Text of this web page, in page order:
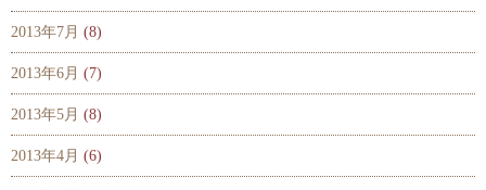
2013年7月 (8)
2013年6月 (7)
2013年5月 (8)
2013年4月 (6)